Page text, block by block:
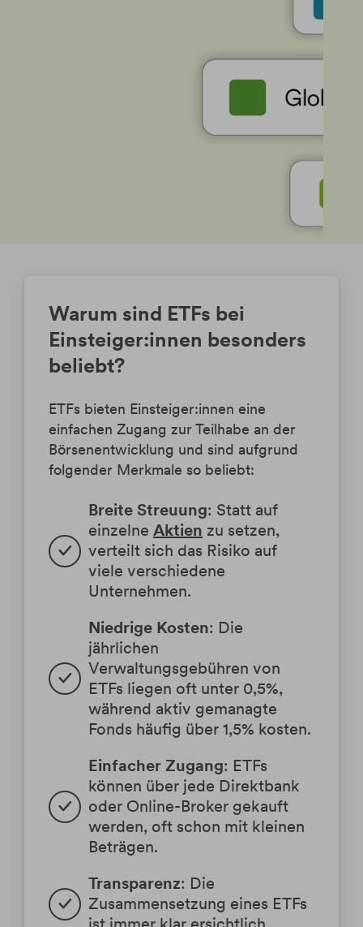
Warum sind ETFs bei
Einsteiger:innen besonders
beliebt?
ETFs bieten Einsteiger:innen eine
einfachen Zugang zur Teilhabe an der
Börsenentwicklung und sind aufgrund
folgender Merkmale so beliebt:
Breite Streuung: Statt auf
einzelne Aktien zu setzen,
verteilt sich das Risiko auf
viele verschiedene
Unternehmen.
Niedrige Kosten: Die
jährlichen
Verwaltungsgebühren von
ETFs liegen oft unter 0,5%,
während aktiv gemanagte
Fonds häufig über 1,5% kosten.
Einfacher Zugang: ETFs
können über jede Direktbank
oder Online-Broker gekauft
werden, oft schon mit kleinen
Beträgen.
Transparenz: Die
Zusammensetzung eines ETFs